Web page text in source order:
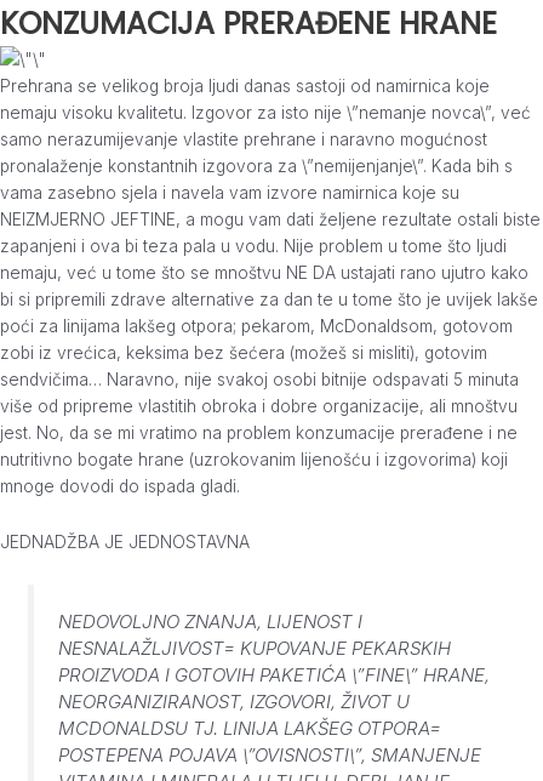
KONZUMACIJA PRERAĐENE HRANE
Prehrana se velikog broja ljudi danas sastoji od namirnica koje
nemaju visoku kvalitetu. Izgovor za isto nije \”nemanje novca\”, već
samo nerazumijevanje vlastite prehrane i naravno mogućnost
pronalaženje konstantnih izgovora za \”nemijenjanje\”. Kada bih s
vama zasebno sjela i navela vam izvore namirnica koje su
NEIZMJERNO JEFTINE, a mogu vam dati željene rezultate ostali biste
zapanjeni i ova bi teza pala u vodu. Nije problem u tome što ljudi
nemaju, već u tome što se mnoštvu NE DA ustajati rano ujutro kako
bi si pripremili zdrave alternative za dan te u tome što je uvijek lakše
poći za linijama lakšeg otpora; pekarom, McDonaldsom, gotovom
zobi iz vrećica, keksima bez šećera (možeš si misliti), gotovim
sendvičima… Naravno, nije svakoj osobi bitnije odspavati 5 minuta
više od pripreme vlastitih obroka i dobre organizacije, ali mnoštvu
jest. No, da se mi vratimo na problem konzumacije prerađene i ne
nutritivno bogate hrane (uzrokovanim lijenošću i izgovorima) koji
mnoge dovodi do ispada gladi.
JEDNADŽBA JE JEDNOSTAVNA
NEDOVOLJNO ZNANJA, LIJENOST I
NESNALAŽLJIVOST= KUPOVANJE PEKARSKIH
PROIZVODA I GOTOVIH PAKETIĆA \”FINE\” HRANE,
NEORGANIZIRANOST, IZGOVORI, ŽIVOT U
MCDONALDSU TJ. LINIJA LAKŠEG OTPORA=
POSTEPENA POJAVA \”OVISNOSTI\”, SMANJENJE